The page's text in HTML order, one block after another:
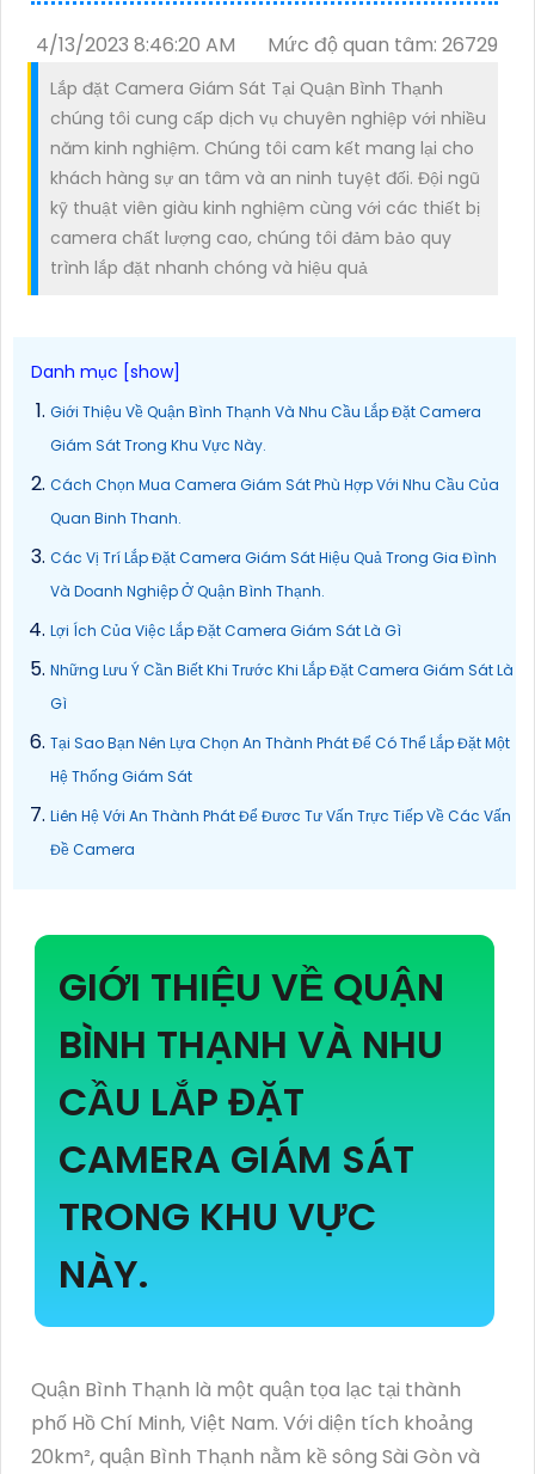
4/13/2023 8:46:20 AM Mức độ quan tâm: 26729
Lắp đặt Camera Giám Sát Tại Quận Bình Thạnh
chúng tôi cung cấp dịch vụ chuyên nghiệp với nhiều
năm kinh nghiệm. Chúng tôi cam kết mang lại cho
khách hàng sự an tâm và an ninh tuyệt đối. Đội ngũ
kỹ thuật viên giàu kinh nghiệm cùng với các thiết bị
camera chất lượng cao, chúng tôi đảm bảo quy
trình lắp đặt nhanh chóng và hiệu quả
Giới Thiệu Về Quận Bình Thạnh Và Nhu Cầu Lắp Đặt Camera
Giám Sát Trong Khu Vực Này.
Cách Chọn Mua Camera Giám Sát Phù Hợp Với Nhu Cầu Của
Quan Binh Thanh.
Các Vị Trí Lắp Đặt Camera Giám Sát Hiệu Quả Trong Gia Đình
Và Doanh Nghiệp Ở Quận Bình Thạnh.
Lợi Ích Của Việc Lắp Đặt Camera Giám Sát Là Gì
Những Lưu Ý Cần Biết Khi Trước Khi Lắp Đặt Camera Giám Sát Là
Gì
Tại Sao Bạn Nên Lựa Chọn An Thành Phát Để Có Thể Lắp Đặt Một
Hệ Thống Giám Sát
Liên Hệ Với An Thành Phát Để Đươc Tư Vấn Trực Tiếp Về Các Vấn
Đề Camera
GIỚI THIỆU VỀ QUẬN
BÌNH THẠNH VÀ NHU
CẦU LẮP ĐẶT
CAMERA GIÁM SÁT
TRONG KHU VỰC
NÀY.
Quận Bình Thạnh là một quận tọa lạc tại thành
phố Hồ Chí Minh, Việt Nam. Với diện tích khoảng
20km², quận Bình Thạnh nằm kề sông Sài Gòn và